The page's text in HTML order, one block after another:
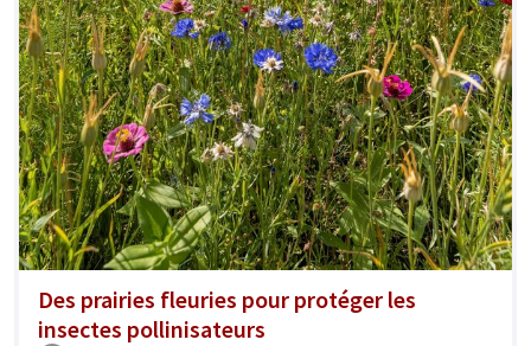
Des prairies fleuries pour protéger les
insectes pollinisateurs